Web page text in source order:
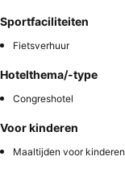
Sportfaciliteiten
Fietsverhuur
Hotelthema/-type
Congreshotel
Voor kinderen
Maaltijden voor kinderen